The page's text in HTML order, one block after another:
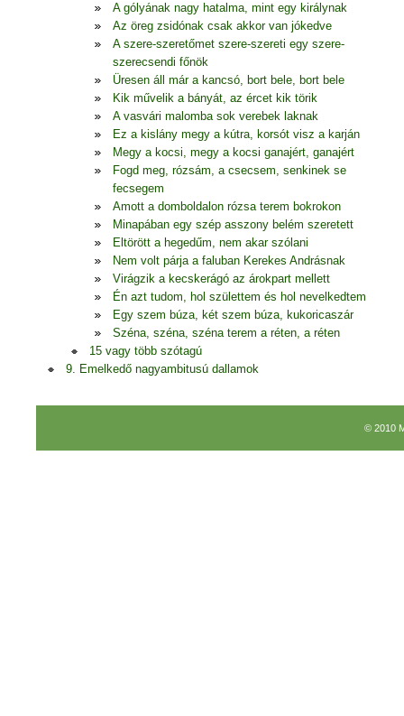
A gólyának nagy hatalma, mint egy királynak
Az öreg zsidónak csak akkor van jókedve
A szere-szeretőmet szere-szereti egy szere-
szerecsendi főnök
Üresen áll már a kancsó, bort bele, bort bele
Kik művelik a bányát, az ércet kik törik
A vasvári malomba sok verebek laknak
Ez a kislány megy a kútra, korsót visz a karján
Megy a kocsi, megy a kocsi ganajért, ganajért
Fogd meg, rózsám, a csecsem, senkinek se
fecsegem
Amott a domboldalon rózsa terem bokrokon
Minapában egy szép asszony belém szeretett
Eltörött a hegedűm, nem akar szólani
Nem volt párja a faluban Kerekes Andrásnak
Virágzik a kecskerágó az árokpart mellett
Én azt tudom, hol születtem és hol nevelkedtem
Egy szem búza, két szem búza, kukoricaszár
Széna, széna, széna terem a réten, a réten
15 vagy több szótagú
9. Emelkedő nagyambitusú dallamok
© 2010